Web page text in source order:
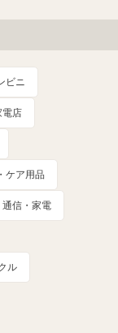
ビニ
電店
ケア用品
通信・家電
ル